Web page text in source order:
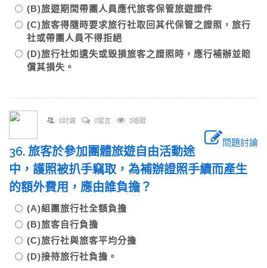
(B)旅遊期間帶團人員應代旅客保管旅遊證件
(C)旅客得隨時要求旅行社取回其代保管之證照，旅行
社或帶團人員不得拒絕
(D)旅行社如遺失或毀損旅客之證照時，應行補辦並賠
償其損失。
0討論 0留言 0追蹤
問題討論
36. 旅客於參加團體旅遊自由活動途
中，護照被扒手竊取，為補辦證照手續而產生
的額外費用，應由誰負擔？
(A)組團旅行社全額負擔
(B)旅客自行負擔
(C)旅行社與旅客平均分擔
(D)接待旅行社負擔。